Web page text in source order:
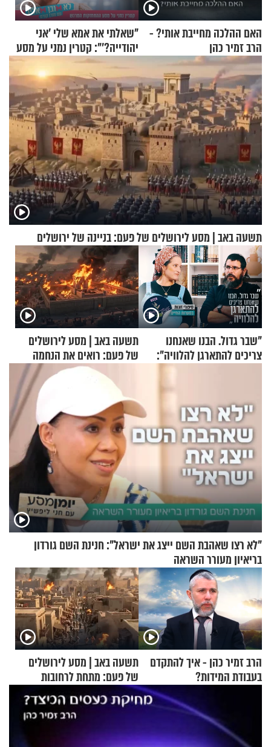
האם ההלכה מחייבת אותי? -
הרב זמיר כהן
"שאלתי את אמא שלי 'אני
יהודייה?'": קטרין נמני על מסע
ההתחזקות המרגש
תשעה באב | מסע לירושלים של פעם: בניינה של ירושלים
"שבר גדול. הבנו שאנחנו
צריכים להתארגן להלוויה":
זוגיות במבחן, הפעם עם מרים
תשעה באב | מסע לירושלים
של פעם: רואים את הנחמה
"לא רצו שאהבת השם ייצג את ישראל": חנינת השם גורדון
בריאיון מעורר השראה
הרב זמיר כהן - איך להתקדם
בעבודת המידות?
תשעה באב | מסע לירושלים
של פעם: מתחת לרחובות
ירושלים